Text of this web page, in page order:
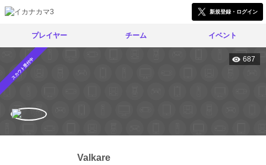
新規登録・ログイン
プレイヤー チーム イベント
スカウト受付中 687
Valkare